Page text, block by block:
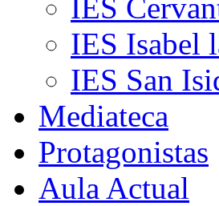
IES
IES Isabel
IES San
Mediateca
Protagonistas
Aula Actual